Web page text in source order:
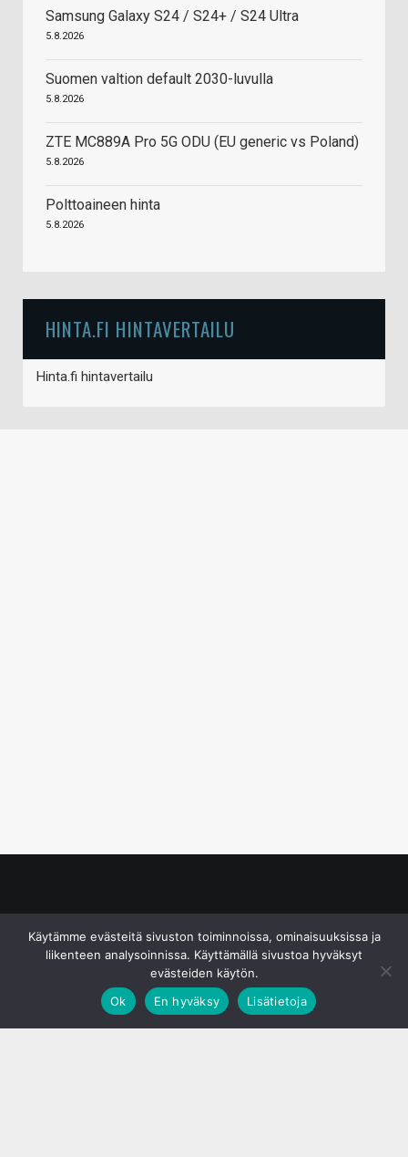
Samsung Galaxy S24 / S24+ / S24 Ultra
5.8.2026
Suomen valtion default 2030-luvulla
5.8.2026
ZTE MC889A Pro 5G ODU (EU generic vs Poland)
5.8.2026
Polttoaineen hinta
5.8.2026
HINTA.FI HINTAVERTAILU
Hinta.fi hintavertailu
Käytämme evästeitä sivuston toiminnoissa, ominaisuuksissa ja
liikenteen analysoinnissa. Käyttämällä sivustoa hyväksyt
evästeiden käytön.
Ok
En hyväksy Lisätietoja